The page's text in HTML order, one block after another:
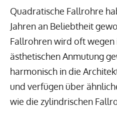
Quadratische Fallrohre
Jahren an Beliebtheit
Fallrohren wird oft
ästhetischen Anmutung
harmonisch in die
und verfügen über
wie die zylindrischen